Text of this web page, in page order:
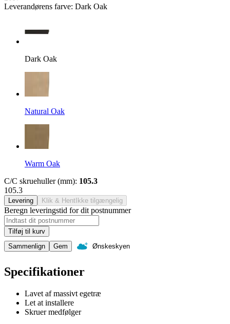
Leverandørens farve: Dark Oak
Dark Oak
Natural Oak
Warm Oak
C/C skruehuller (mm): 105.3
105.3
Levering Klik & Hent Ikke tilgængelig
Beregn leveringstid for dit postnummer
Tilføj til kurv
Sammenlign
Gem Ønskeskyen
Specifikationer
Lavet af massivt egetræ
Let at installere
Skruer medfølger